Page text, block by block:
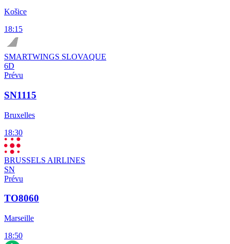
Košice
18:15
SMARTWINGS SLOVAQUE
6D
Prévu
SN1115
Bruxelles
18:30
BRUSSELS AIRLINES
SN
Prévu
TO8060
Marseille
18:50